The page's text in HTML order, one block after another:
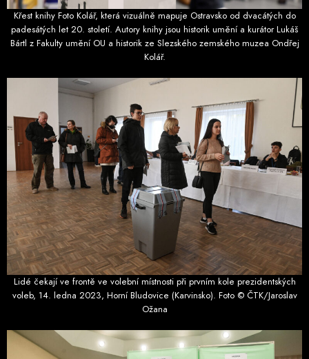
Křest knihy Foto Kolář, která vizuálně mapuje Ostravsko od dvacátých do
padesátých let 20. století. Autory knihy jsou historik umění a kurátor Lukáš
Bártl z Fakulty umění OU a historik ze Slezského zemského muzea Ondřej
Kolář.
Lidé čekají ve frontě ve volební místnosti při prvním kole prezidentských
voleb, 14. ledna 2023, Horní Bludovice (Karvinsko). Foto © ČTK/Jaroslav
Ožana